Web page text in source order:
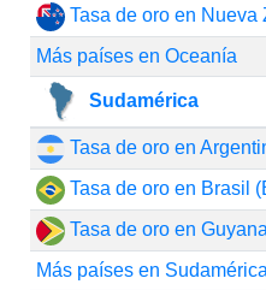
Tasa de oro en Nueva
Más países en Oceanía
Sudamérica
Tasa de oro en
Tasa de oro en Brasil
Tasa de oro en
Más países en Sudamérica